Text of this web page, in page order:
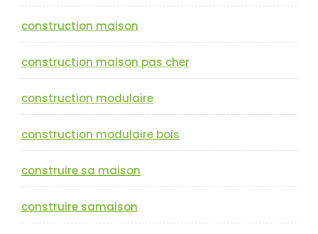
construction maison
construction maison pas cher
construction modulaire
construction modulaire bois
construire sa maison
construire samaison